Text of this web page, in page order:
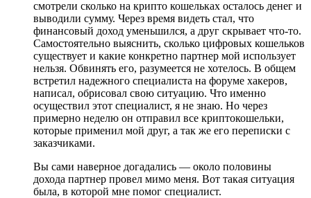
смотрели сколько на крипто кошельках осталось денег и
выводили сумму. Через время видеть стал, что
финансовый доход уменьшился, а друг скрывает что-то.
Самостоятельно выяснить, сколько цифровых кошельков
существует и какие конкретно партнер мой использует
нельзя. Обвинять его, разумеется не хотелось. В общем
встретил надежного специалиста на форуме хакеров,
написал, обрисовал свою ситуацию. Что именно
осуществил этот специалист, я не знаю. Но через
примерно неделю он отправил все криптокошельки,
которые применил мой друг, а так же его переписки с
заказчиками.
Вы сами наверное догадались — около половины
дохода партнер провел мимо меня. Вот такая ситуация
была, в которой мне помог специалист.